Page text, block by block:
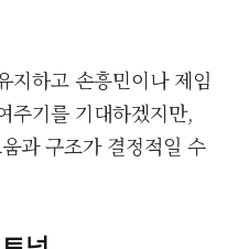
지하고 손흥민이나 제임
주기를 기대하겠지만,
과 구조가 결정적일 수